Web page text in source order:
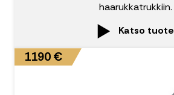
haarukkatrukkiin.
Katso tuote
1190 €